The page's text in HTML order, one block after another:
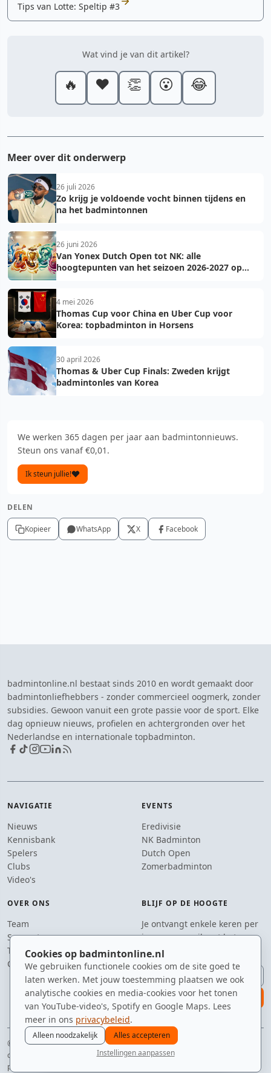
Cookies op badmintonline.nl
We gebruiken functionele cookies om de site goed te
laten werken. Met jouw toestemming plaatsen we ook
analytische cookies en media-cookies voor het tonen
van YouTube-video's, Spotify en Google Maps. Lees
meer in ons privacybeleid.
Alleen noodzakelijk
Alles accepteren
Instellingen aanpassen
Tips van Lotte: Speltip #3
Wat vind je van dit artikel?
🔥 ❤️ 👏 😮 😂
Meer over dit onderwerp
26 juli 2026
Zo krijg je voldoende vocht binnen tijdens en
na het badmintonnen
26 juni 2026
Van Yonex Dutch Open tot NK: alle
hoogtepunten van het seizoen 2026-2027 op
4 mei 2026
Thomas Cup voor China en Uber Cup voor
Korea: topbadminton in Horsens
30 april 2026
Thomas & Uber Cup Finals: Zweden krijgt
badmintonles van Korea
We werken 365 dagen per jaar aan badmintonnieuws.
Steun ons vanaf €0,01.
Ik steun jullie!
DELEN
Kopieer WhatsApp X Facebook
badmintonline.nl bestaat sinds 2010 en wordt gemaakt door
badmintonliefhebbers - zonder commercieel oogmerk, zonder
subsidies. Gewoon vanuit een grote passie voor de sport. Elke
dag opnieuw nieuws, profielen en achtergronden over het
Nederlandse en internationale topbadminton.
NAVIGATIE
Nieuws
Kennisbank
Spelers
Clubs
Video's
EVENTS
Eredivisie
NK Badminton
Dutch Open
Zomerbadminton
OVER ONS
Team
Supporters
Tip de redactie
Contact
BLIJF OP DE HOOGTE
Je ontvangt enkele keren per
jaar een e-mail met het
laatste badmintonnieuws.
E-mailadres
aanmelden
© 2010–2026 badmintonline.nl · gebrouwen in Brabant, geserveerd op het
circuit
privacy
spelers ranglijst zomer